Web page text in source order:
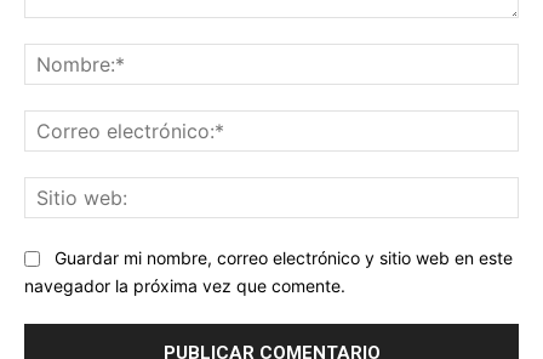
Guardar mi nombre, correo electrónico y sitio web en este
navegador la próxima vez que comente.